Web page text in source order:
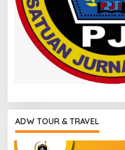
ADW TOUR & TRAVEL